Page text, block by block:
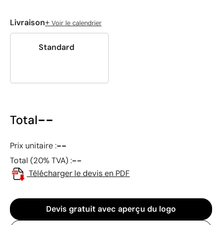
Livraison+ Voir le calendrier
Standard
Total--
Prix unitaire :--
Total (20% TVA) :--
Télécharger le devis en PDF
Devis gratuit avec aperçu du logo